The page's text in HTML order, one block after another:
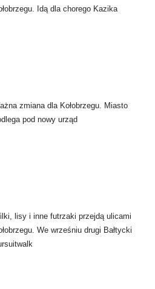
Idą dla chorego Kazika
zmiana dla Kołobrzegu. Miasto
pod nowy urząd
lisy i inne futrzaki przejdą ulicami
We wrześniu drugi Bałtycki